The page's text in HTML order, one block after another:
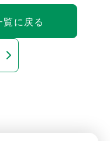
覧に戻る